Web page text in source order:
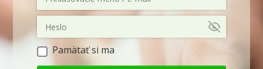
Pamätať si ma